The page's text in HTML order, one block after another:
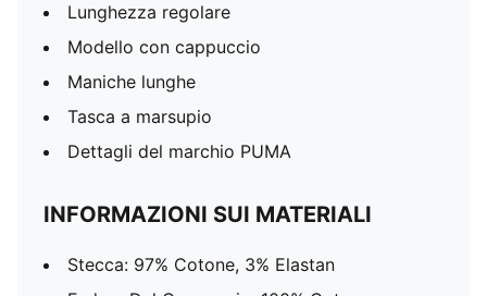
Lunghezza regolare
Modello con cappuccio
Maniche lunghe
Tasca a marsupio
Dettagli del marchio PUMA
INFORMAZIONI SUI MATERIALI
Stecca: 97% Cotone, 3% Elastan